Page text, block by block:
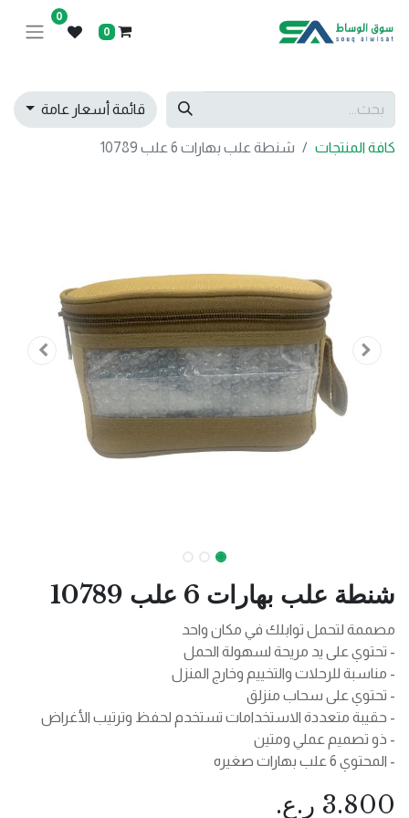
0
0
قائمة أسعار عامة
كافة المنتجات شنطة علب بهارات 6 علب 10789
شنطة علب بهارات 6 علب 10789
مصممة لتحمل توابلك في مكان واحد
- تحتوي على يد مريحة لسهولة الحمل
- مناسبة للرحلات والتخييم وخارج المنزل
- تحتوي على سحاب منزلق
- حقيبة متعددة الاستخدامات تستخدم لحفظ وترتيب الأغراض
- ذو تصميم عملي ومتين
- المحتوي 6 علب بهارات صغيره
3.800 ر.ع.